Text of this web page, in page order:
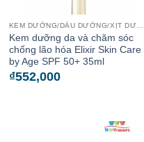
KEM DƯỠNG/DẦU DƯỠNG/XỊT DƯỠNG
Kem dưỡng da và chăm sóc
chống lão hóa Elixir Skin Care
by Age SPF 50+ 35ml
₫552,000